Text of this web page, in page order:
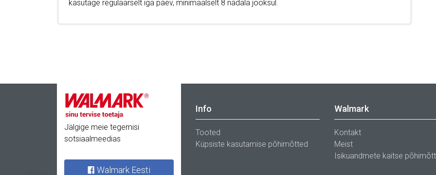
kasutage regulaarselt iga päev, minimaalselt 8 nädala jooksul.
Jälgige meie tegemisi
sotsiaalmeedias
Walmark Eesti
Info
Tooted
Küpsiste kasutamise põhimõtted
Walmark
Kontakt
Meist
Isikuandmete kaitse